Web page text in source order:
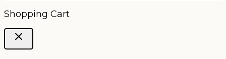
Shopping Cart